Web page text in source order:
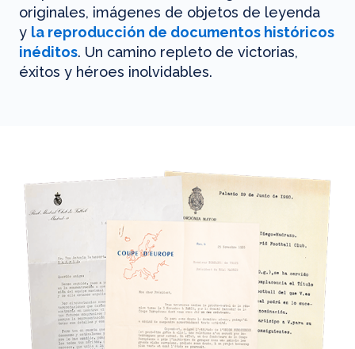
originales, imágenes de objetos de leyenda
y la reproducción de documentos históricos
inéditos. Un camino repleto de victorias,
éxitos y héroes inolvidables.